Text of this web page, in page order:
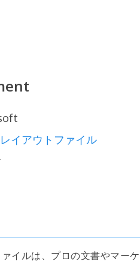
イアウトファイル
イルは、プロの文書やマー